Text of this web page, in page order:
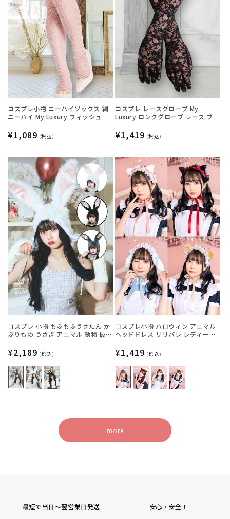
コスプレ小物 ニーハイソックス 網
ニーハイ My Luxury フィッシュネ
リーサイズ ホワイト【クリアスト
ーン】
通
価
格
¥1,089 (税込)
コスプレ レースグローブ My
Luxury ロンクグローブ レース ブラ
ック【クリアストーン】
通
価
¥1,419 (税込)
コスプレ 小物 もふもふうさたん か
ぶりもの うさぎ アニマル 動物 仮装
ック【クリアストーン】
通
常
価
格
¥2,189 (税込)
コスプレ小物 ハロウィン アニマル
ヘッドドレス リリパレ レディース
ぎ/くま【クリアストーン】
通
常
価
格
¥1,419 (税込)
more
最短で当日～翌営業日発送 安心・安全！